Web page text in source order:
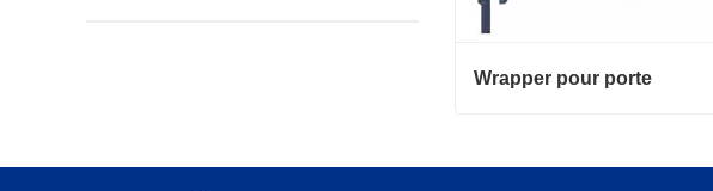
Wrapper pour porte
Contacter maintenant